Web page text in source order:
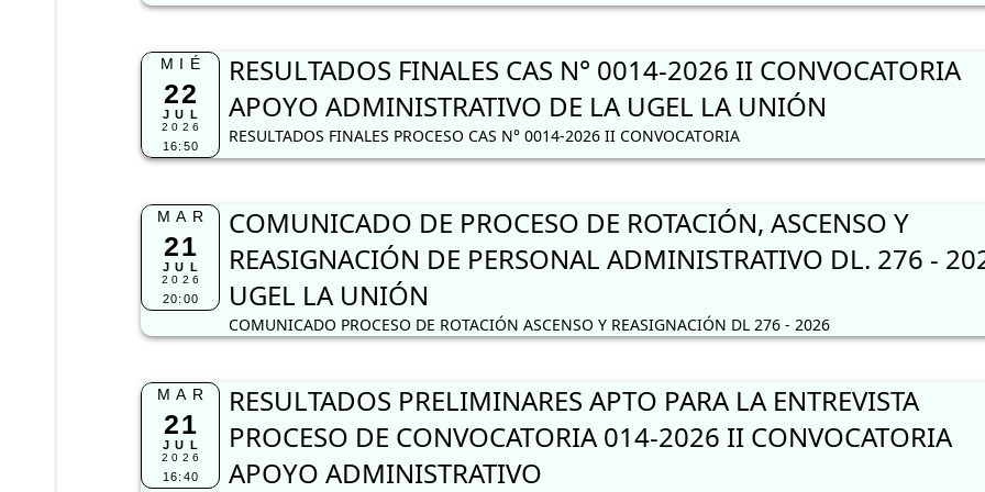
MIÉ
22
JUL
2026
16:50
RESULTADOS FINALES CAS N° 0014-2026 II CONVOCATORIA
APOYO ADMINISTRATIVO DE LA UGEL LA UNIÓN
RESULTADOS FINALES PROCESO CAS N° 0014-2026 II CONVOCATORIA
MAR
21
JUL
2026
20:00
COMUNICADO DE PROCESO DE ROTACIÓN, ASCENSO Y
REASIGNACIÓN DE PERSONAL ADMINISTRATIVO DL. 276 -
UGEL LA UNIÓN
COMUNICADO PROCESO DE ROTACIÓN ASCENSO Y REASIGNACIÓN DL 276 - 2026
MAR
21
JUL
2026
16:40
RESULTADOS PRELIMINARES APTO PARA LA ENTREVISTA
PROCESO DE CONVOCATORIA 014-2026 II CONVOCATORIA
APOYO ADMINISTRATIVO